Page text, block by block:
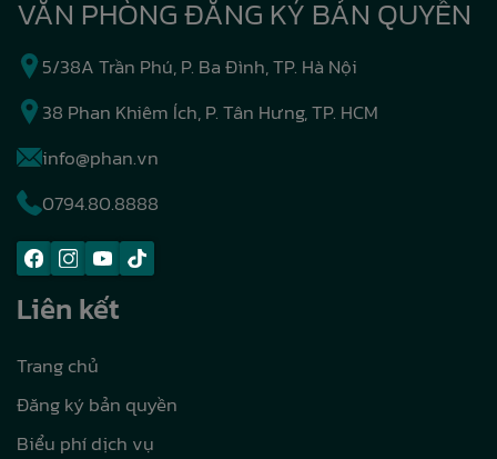
VĂN PHÒNG ĐĂNG KÝ BẢN QUYỀN
5/38A Trần Phú, P. Ba Đình, TP. Hà Nội
38 Phan Khiêm Ích, P. Tân Hưng, TP. HCM
info@phan.vn
0794.80.8888
Liên kết
Trang chủ
Đăng ký bản quyền
Biểu phí dịch vụ